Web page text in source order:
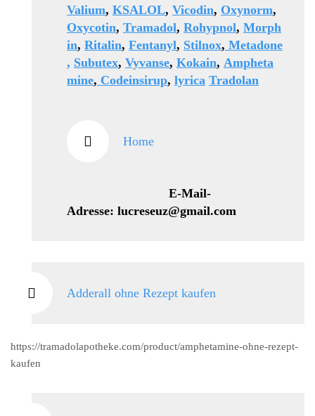
Valium, KSALOL, Vicodin, Oxynorm,
Oxycotin, Tramadol, Rohypnol, Morph
in, Ritalin, Fentanyl, Stilnox, Metadone
, Subutex, Vyvanse, Kokain, Ampheta
mine, Codeinsirup, lyrica Tradolan
Home
E-Mail-
Adresse: lucreseuz@gmail.com
Adderall ohne Rezept kaufen
https://tramadolapotheke.com/product/amphetamine-ohne-rezept-
kaufen